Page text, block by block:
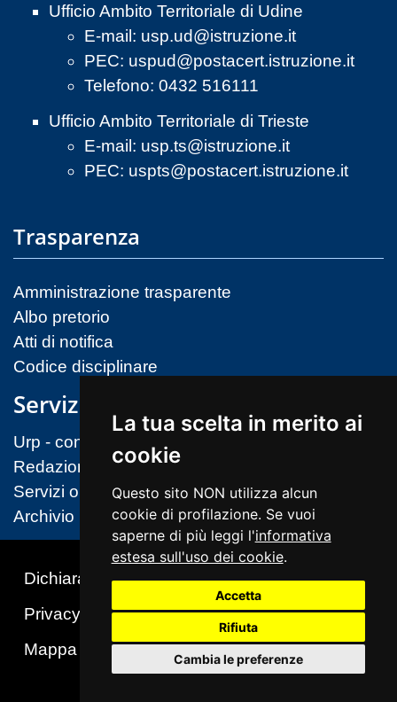
La tua scelta in merito ai
cookie
Questo sito NON utilizza alcun
cookie di profilazione. Se vuoi
saperne di più leggi l'informativa
estesa sull'uso dei cookie.
Accetta
Rifiuta
Cambia le preferenze
Ufficio Ambito Territoriale di Udine
E-mail: usp.ud@istruzione.it
PEC: uspud@postacert.istruzione.it
Telefono: 0432 516111
Ufficio Ambito Territoriale di Trieste
E-mail: usp.ts@istruzione.it
PEC: uspts@postacert.istruzione.it
Trasparenza
Amministrazione trasparente
Albo pretorio
Atti di notifica
Codice disciplinare
Servizi
Urp - contatti
Redazione sito
Servizi on-line (MIM)
Archivio
Dichiarazione di accessibilità
Privacy & Cookies Policy
Note legali
Mappa del sito
Cambio preferenze cookie